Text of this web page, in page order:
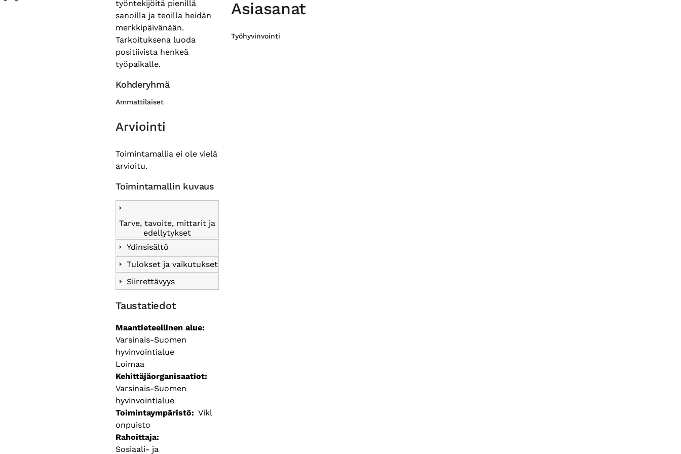
työntekijöitä pienillä
sanoilla ja teoilla heidän
merkkipäivänään.
Tarkoituksena luoda
positiivista henkeä
työpaikalle.
Kohderyhmä
Ammattilaiset
Arviointi
Toimintamallia ei ole vielä
arvioitu.
Toimintamallin kuvaus
Tarve, tavoite, mittarit ja
edellytykset
Ydinsisältö
Tulokset ja vaikutukset
Siirrettävyys
Taustatiedot
Maantieteellinen alue
Varsinais-Suomen
hyvinvointialue
Loimaa
Kehittäjäorganisaatiot
Varsinais-Suomen
hyvinvointialue
Toimintaympäristö
Vikl
onpuisto
Rahoittaja
Sosiaali- ja
Asiasanat
Työhyvinvointi